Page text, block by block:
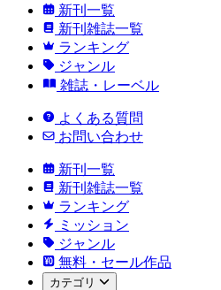
新刊一覧
新刊雑誌一覧
ランキング
ジャンル
雑誌・レーベル
よくある質問
お問い合わせ
新刊一覧
新刊雑誌一覧
ランキング
ミッション
ジャンル
無料・セール作品
カテゴリ